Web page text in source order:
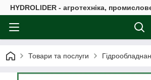
HYDROLIDER - агротехніка,
Товари та послуги